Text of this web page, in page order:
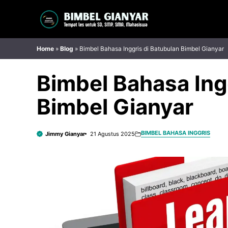
Home » Blog » Bimbel Bahasa Inggris di Batubulan Bimbel Gianyar
Bimbel Bahasa
Bimbel Gianyar
Jimmy Gianyar 21 Agustus 2025 BIMBEL BAHASA INGGRIS